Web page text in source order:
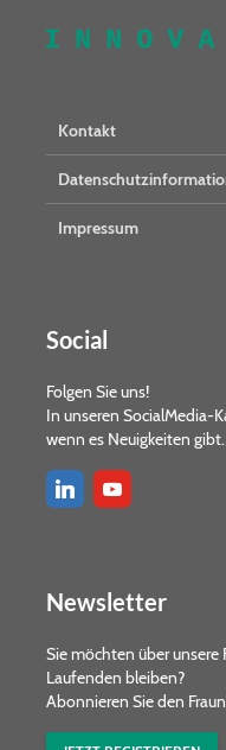
Kontakt
Impressum
Social
Folgen Sie uns!
In unseren SocialMedia-
wenn es Neuigkeiten gibt.
Newsletter
Sie möchten über
Laufenden bleiben?
Abonnieren Sie den